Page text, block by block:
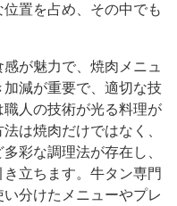
置を占め、その中でも
が魅力で、焼肉メニュ
減が重要で、適切な技
人の技術が光る料理が
は焼肉だけではなく、
彩な調理法が存在し、
立ちます。牛タン専門
分けたメニューやプレ